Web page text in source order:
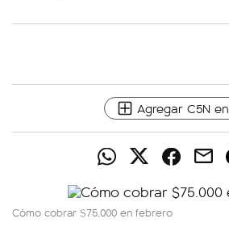
Agregar C5N en
Cómo cobrar $75.000 en febrero